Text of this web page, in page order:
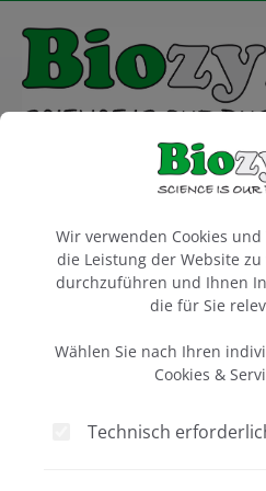
springen
Informationen
bzw. EUR 400,00 (Gefriergut /
Wir verwenden Cookies
die Leistung der Website
durchzuführen und Ihnen
die für Sie
Wählen Sie nach Ihren
Cookies &
Technisch